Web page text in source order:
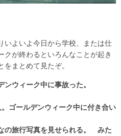
いよいよ今日から学校、または仕
クが終わるといろんなことが起き
まとめて見たぞ。
ンウィーク中に事故った。
ゴールデンウィーク中に付き合い
の旅行写真を見せられる。 みた